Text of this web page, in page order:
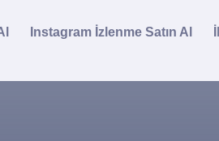
Instagram İzlenme Satın Al